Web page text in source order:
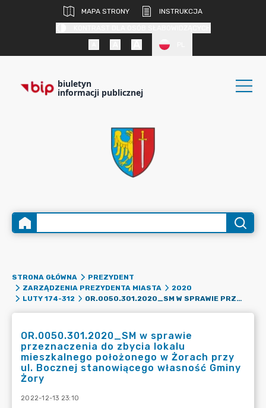
MAPA STRONY
INSTRUKCJA
biuletyn
informacji publicznej
STRONA GŁÓWNA
PREZYDENT
ZARZĄDZENIA PREZYDENTA MIASTA
2020
LUTY 174-312
OR.0050.301.2020_SM W SPRAWIE PRZEZNACZENIA DO ZBYCIA LOKALU MIESZKALNEGO POŁOŻONEGO W ŻORACH PRZY UL. BOCZNEJ STANOWIĄCEGO WŁASNOŚĆ GMINY ŻORY
OR.0050.301.2020_SM w sprawie
przeznaczenia do zbycia lokalu
mieszkalnego położonego w Żorach przy
ul. Bocznej stanowiącego własność Gminy
Żory
2022-12-13 23:10